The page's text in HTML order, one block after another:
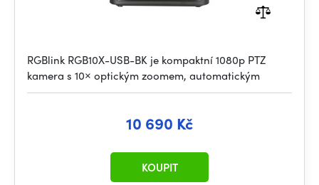
RGBlink RGB10X-USB-BK je kompaktní 1080p PTZ
kamera s 10× optickým zoomem, automatickým
10 690 Kč
KOUPIT